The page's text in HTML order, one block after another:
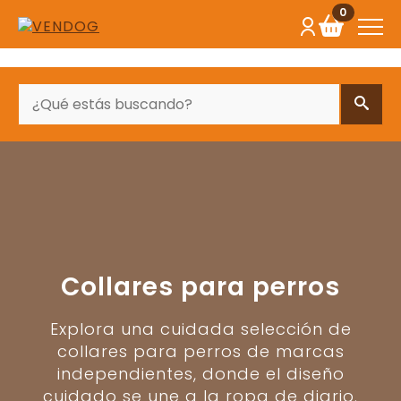
0
Collares para perros
Explora una cuidada selección de
collares para perros de marcas
independientes, donde el diseño
cuidado se une a la ropa de diario.